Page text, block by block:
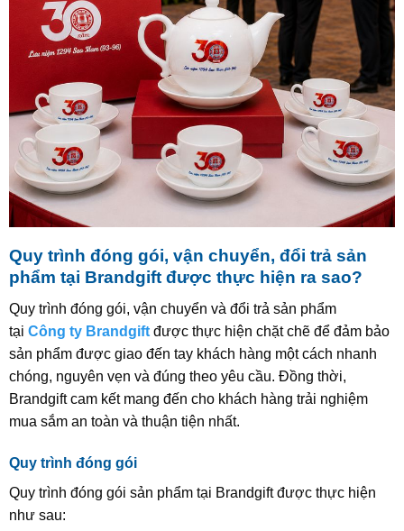
Quy trình đóng gói, vận chuyển, đổi trả sản
phẩm tại Brandgift được thực hiện ra sao?
Quy trình đóng gói, vận chuyển và đổi trả sản phẩm
tại Công ty Brandgiftđược thực hiện chặt chẽ để đảm bảo
sản phẩm được giao đến tay khách hàng một cách nhanh
chóng, nguyên vẹn và đúng theo yêu cầu. Đồng thời,
Brandgift cam kết mang đến cho khách hàng trải nghiệm
mua sắm an toàn và thuận tiện nhất.
Quy trình đóng gói
Quy trình đóng gói sản phẩm tại Brandgift được thực hiện
như sau: